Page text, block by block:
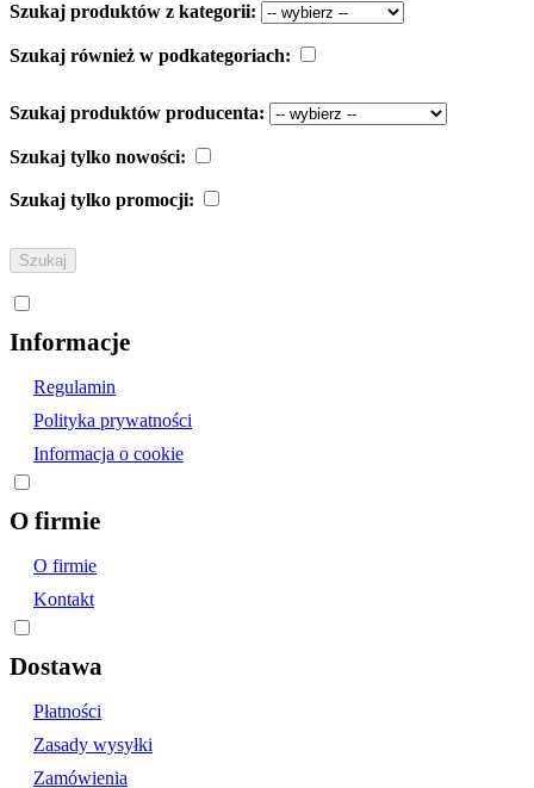
Szukaj produktów z kategorii:
Szukaj również w podkategoriach:
Szukaj produktów producenta:
Szukaj tylko nowości:
Szukaj tylko promocji:
Informacje
Regulamin
Polityka prywatności
Informacja o cookie
O firmie
O firmie
Kontakt
Dostawa
Płatności
Zasady wysyłki
Zamówienia